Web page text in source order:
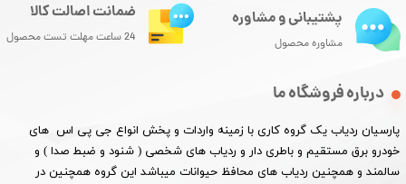
درباره فروشگاه ما
پارسیان ردیاب یک گروه کاری با زمینه واردات و پخش انواع جی پی اس های
خودرو برق مستقیم و باطری دار و ردیاب های شخصی ( شنود و ضبط صدا ) و
سالمند و همچنین ردیاب های محافظ حیوانات میباشد این گروه همچنین در
پشتیبانی و مشاوره
مشاوره محصول
ضمانت اصالت کالا
24 ساعت مهلت تست محصول